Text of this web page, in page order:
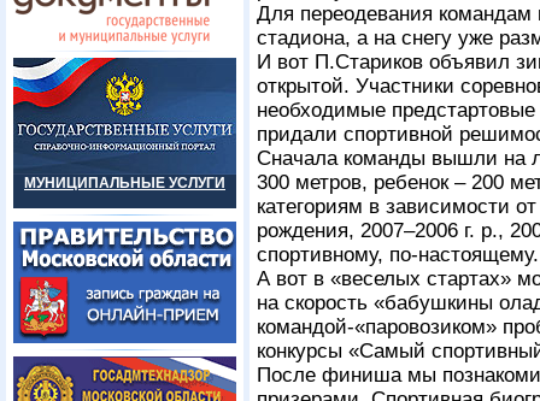
МУНИЦИПАЛЬНЫЕ УСЛУГИ
Для переодевания
стадиона, а на снегу уже
И вот П.Стариков объявил
открытой. Участники
необходимые
придали спортивной
Сначала команды вышли на
300 метров, ребенок – 200
категориям в зависимости
рождения, 2007–2006 г. р.,
спортивному, по-настоящему.
А вот в «веселых стартах»
на скорость «бабушкины
командой-«паровозиком»
конкурсы «Самый
После финиша мы